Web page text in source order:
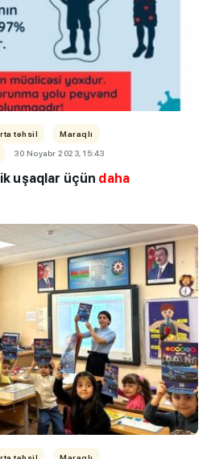
təhsil
Maraqlı
30 Noyabr 2023, 15:43
uşaqlar üçün daha